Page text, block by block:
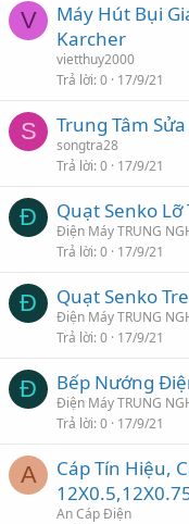
V
Máy Hút Bụi
Karcher
vietthuy2000
Trả lời 0 17/9/21
S Trung Tâm
songtra28
Trả lời 0 17/9/21
Đ Quạt Senko
Điện Máy TRUNG
Trả lời 0 17/9/21
Đ Quạt Senko
Điện Máy TRUNG
Trả lời 0 17/9/21
Đ Bếp Nướng
Điện Máy TRUNG
Trả lời 0 17/9/21
A
Cáp Tín Hiệu,
An Cáp Điện